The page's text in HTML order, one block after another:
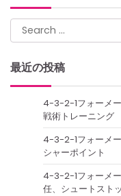
Search
for:
最近の投稿
4-3-2-1フォーメー
戦術トレーニング
4-3-2-1フォーメ
シャーポイント
4-3-2-1フォーメ
任、シュートスト